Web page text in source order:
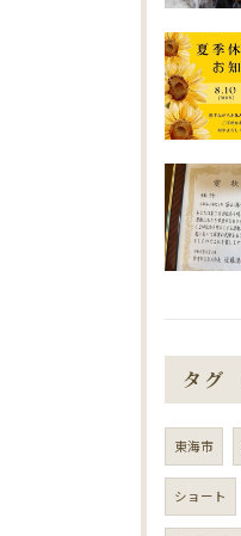
タグ
東海市
ショート